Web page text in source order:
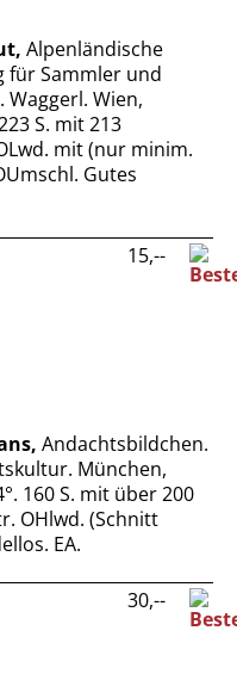
Alpenländische
für Sammler und
Wien,
S. mit 213
mit (nur minim.
Gutes
Andachtsbildchen.
München,
160 S. mit über 200
OHlwd. (Schnitt
EA.
15,--
30,--